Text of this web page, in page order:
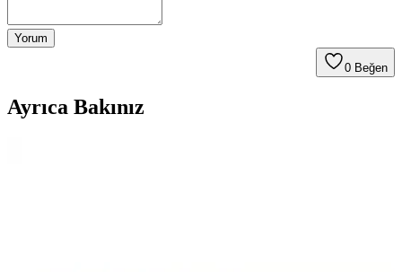
Yorum
0 Beğen
Ayrıca Bakınız